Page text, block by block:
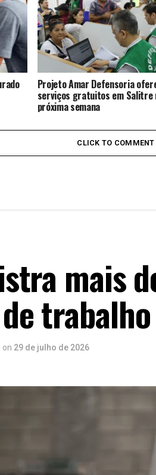
Projeto Amar Defensoria
serviços gratuitos em Salitre
próxima semana
CLICK TO COMMENT
mais
on 29 de julho de 2026